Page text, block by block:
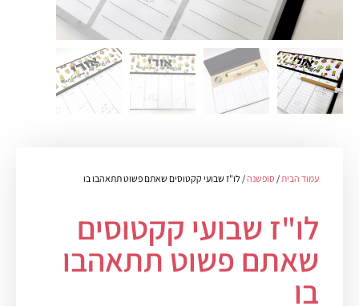
עמוד הבית / סופשנה/ לו"ז שבועי קקטוסים שאתם פשוט תתאהבו בו
לו"ז שבועי קקטוסים
שאתם פשוט תתאהבו
בו